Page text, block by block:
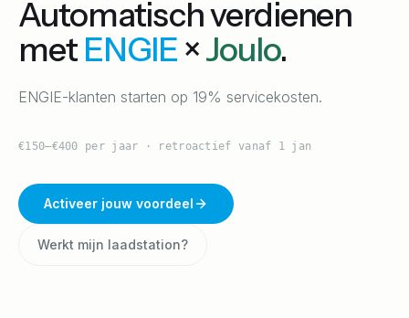
Automatisch verdienen
met ENGIE ×Joulo.
ENGIE-klanten starten op 19% servicekosten.
€150–€400 per jaar · retroactief vanaf 1 jan
Activeer jouw voordeel
Werkt mijn laadstation?